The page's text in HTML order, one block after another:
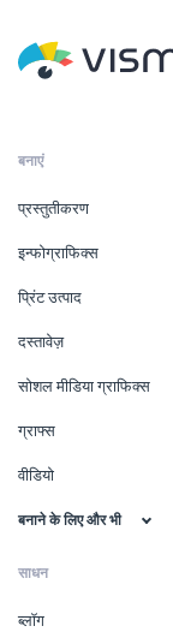
बनाएं
प्रस्तुतीकरण
इन्फोग्राफिक्स
प्रिंट उत्पाद
दस्तावेज़
सोशल मीडिया ग्राफिक्स
ग्राफ्स
वीडियो
बनाने के लिए और भी
साधन
ब्लॉग